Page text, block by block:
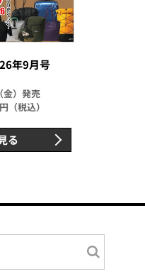
年9月号
）発売
（税込）
る